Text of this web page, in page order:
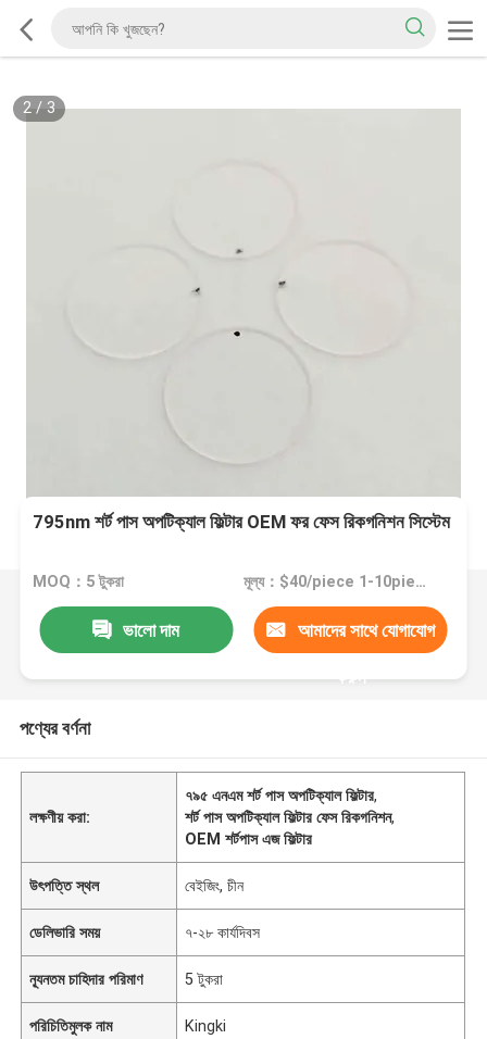
2/ 3
795nm শর্ট পাস অপটিক্যাল ফিল্টার OEM ফর ফেস রিকগনিশন সিস্টেম
MOQ：5 টুকরা মূল্য：$40/piece 1-10pieces; $35/piece 11-50pieces; $25/piece >=51pieces
ভালো দাম আমাদের সাথে যোগাযোগ
করুন
পণ্যের বর্ণনা
লক্ষণীয় করা:
৭৯৫ এনএম শর্ট পাস অপটিক্যাল ফিল্টার,
শর্ট পাস অপটিক্যাল ফিল্টার ফেস রিকগনিশন,
OEM শর্টপাস এজ ফিল্টার
উৎপত্তি স্থল বেইজিং, চীন
ডেলিভারি সময় ৭-২৮ কার্যদিবস
ন্যূনতম চাহিদার পরিমাণ 5 টুকরা
পরিচিতিমুলক নাম Kingki